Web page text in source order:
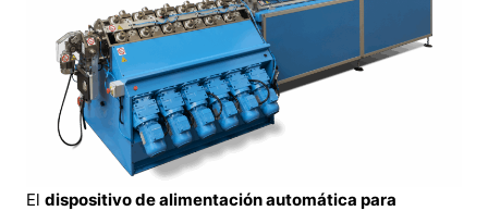
El dispositivo de alimentación automática para